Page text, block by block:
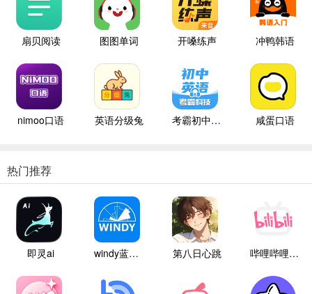
扇贝阅读 图图单词 开嗓练声 冲鸭韩语
nimoo口语 英语分级兔 考霸初中英语 咸蛋口语
热门推荐
即灵ai windy蓝色气象 第八日心跳 哔哩哔哩白色版